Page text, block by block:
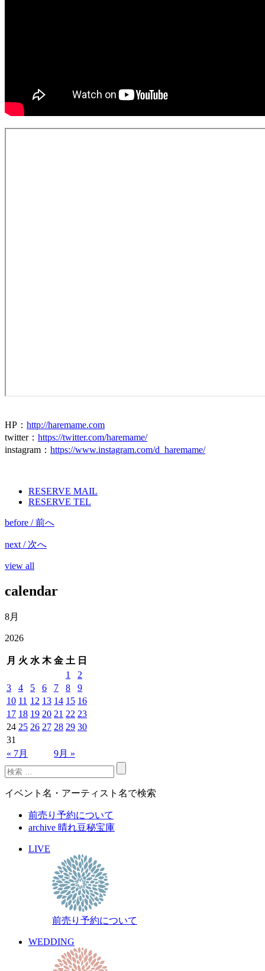
HP ： http://haremame.com
twitter： https://twitter.com/haremame/
instagram ： https://www.instagram.com/d_haremame/
RESERVE MAIL
RESERVE TEL
before / 前へ
next / 次へ
view all
calendar
8月
2026
月 火 水 木 金 土 日
« 7月 9月 »
1
2
3
4 5 6 7 8
9
10 11 12 13 14 15 16
17 18 19 20 21 22 23
24 25 26 27 28 29 30
31
イベント名・アーティスト名で検索
前売り予約について
archive 晴れ豆秘宝庫
LIVE
前売り予約について
WEDDING